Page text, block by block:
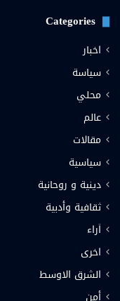
Categories
اخبار
سياسة
محلي
عالم
مقالات
سياسية
دينية و روحانية
ثقافية وأدبية
اَراء
اخرى
الشرق الاوسط
أمن